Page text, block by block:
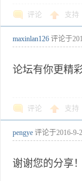
评论 支持
maxinlan126 评论于
论坛有你更精彩
评论 支持
pengye 评论于2016-9-
谢谢您的分享！